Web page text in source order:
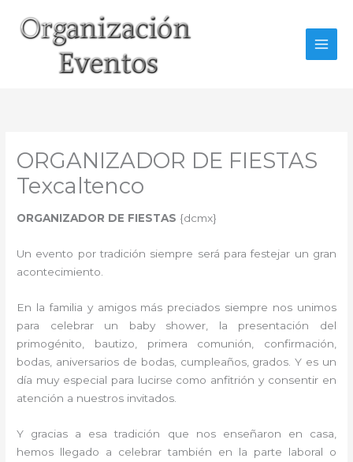
contenido
ORGANIZADOR DE FIESTAS
Texcaltenco
ORGANIZADOR DE FIESTAS {dcmx}
Un evento por tradición siempre será para festejar un gran
acontecimiento.
En la familia y amigos más preciados siempre nos unimos
para celebrar un baby shower, la presentación del
primogénito, bautizo, primera comunión, confirmación,
bodas, aniversarios de bodas, cumpleaños, grados. Y es un
día muy especial para lucirse como anfitrión y consentir en
atención a nuestros invitados.
Y gracias a esa tradición que nos enseñaron en casa,
hemos llegado a celebrar también en la parte laboral o